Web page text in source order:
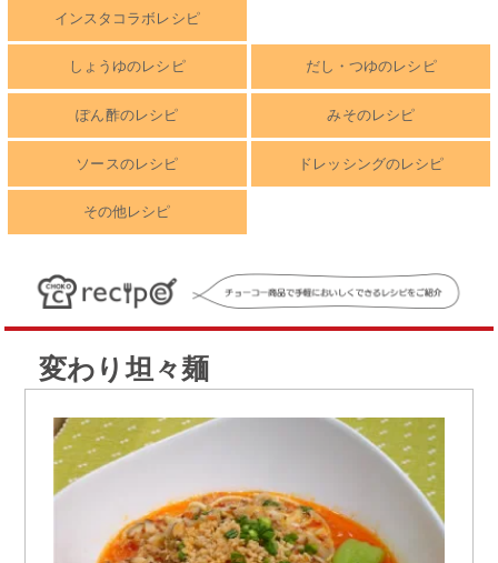
インスタコラボレシピ
しょうゆのレシピ だし・つゆのレシピ
ぽん酢のレシピ みそのレシピ
ソースのレシピ ドレッシングのレシピ
その他レシピ
変わり坦々麺